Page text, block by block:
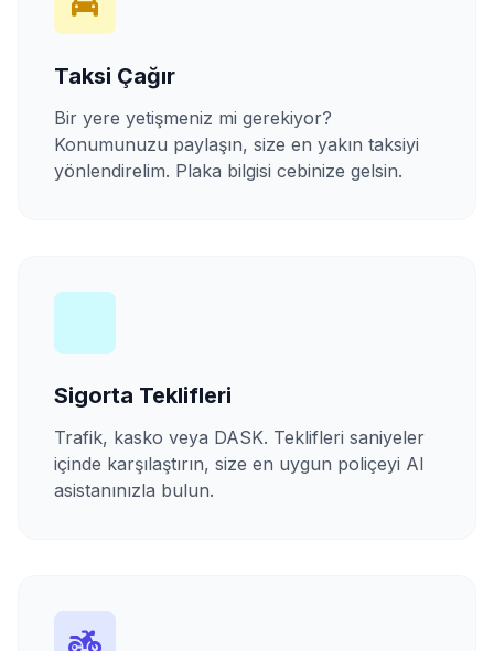
Taksi Çağır
Bir yere yetişmeniz mi gerekiyor?
Konumunuzu paylaşın, size en yakın taksiyi
yönlendirelim. Plaka bilgisi cebinize gelsin.
Sigorta Teklifleri
Trafik, kasko veya DASK. Teklifleri saniyeler
içinde karşılaştırın, size en uygun poliçeyi AI
asistanınızla bulun.